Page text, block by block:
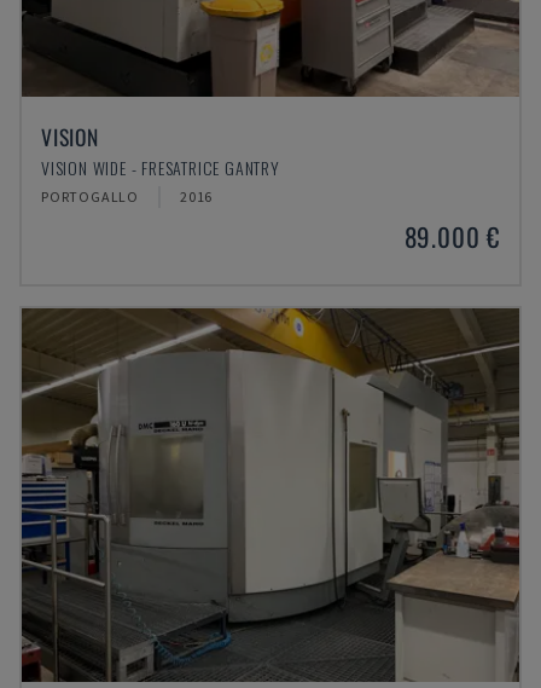
VISION
VISION WIDE - FRESATRICE GANTRY
PORTOGALLO 2016
89.000 €